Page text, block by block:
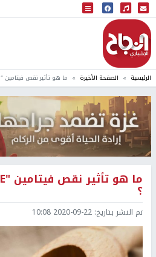
البث المباشر
إذاعة النجاح
الرئيسية الصفحة الأخيرة ما هو تأثير نقص فيتامين "E" على جسم الإنسان ؟
؟
تم النشر بتاريخ: 2020-09-22 10:08